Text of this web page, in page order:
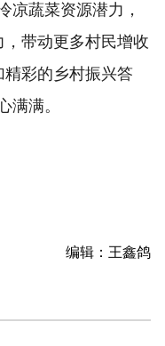
凉蔬菜资源潜力，
带动更多村民增收
彩的乡村振兴答
满满。
编辑：王鑫鸽